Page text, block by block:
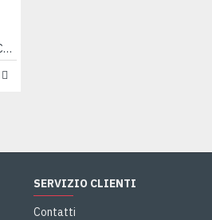
Blister 6 inviti alla festa CUCCIOLOTTI
SERVIZIO CLIENTI
Contatti